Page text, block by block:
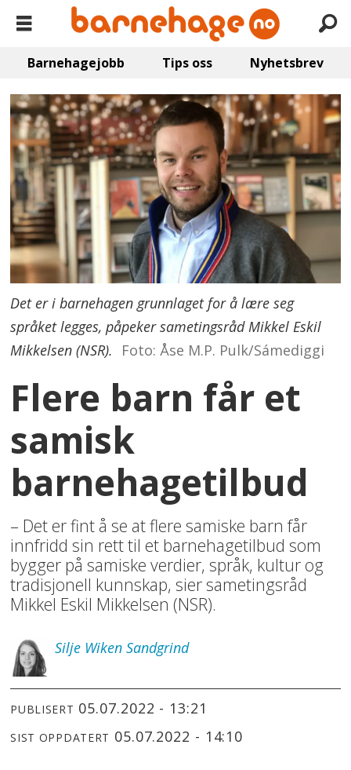
Barnehagejobb Tips oss Nyhetsbrev
Det er i barnehagen grunnlaget for å lære seg
språket legges, påpeker sametingsråd Mikkel Eskil
Mikkelsen (NSR).
Foto: Åse M.P. Pulk/Sámediggi
Flere barn får et
samisk
barnehagetilbud
– Det er fint å se at flere samiske barn får
innfridd sin rett til et barnehagetilbud som
bygger på samiske verdier, språk, kultur og
tradisjonell kunnskap, sier sametingsråd
Mikkel Eskil Mikkelsen (NSR).
Silje Wiken Sandgrind
PUBLISERT 05.07.2022 - 13:21
SIST OPPDATERT 05.07.2022 - 14:10